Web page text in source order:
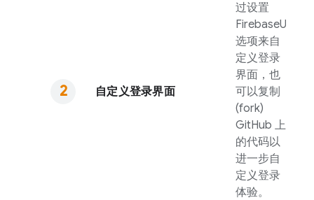
自定义登录界面
过设置
FirebaseUI
选项来自
定义登录
界面，也
可以复制
(fork)
GitHub 上
的代码以
进一步自
定义登录
体验。